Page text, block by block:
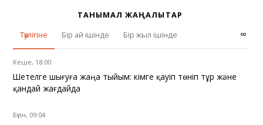
ТАНЫМАЛ ЖАҢАЛЫҚТАР
Тәулігіне
Бір ай ішінде Бір жыл ішінде ∞
Кеше, 18:00
Шетелге шығуға жаңа тыйым: кімге қауіп төніп тұр және
қандай жағдайда
Бүгін, 09:04